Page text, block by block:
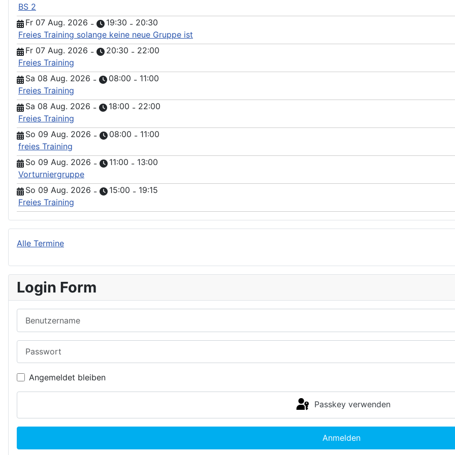
BS 2
Fr 07 Aug. 2026 - 19:30 - 20:30
Freies Training solange keine neue Gruppe ist
Fr 07 Aug. 2026 - 20:30 - 22:00
Freies Training
Sa 08 Aug. 2026 - 08:00 - 11:00
Freies Training
Sa 08 Aug. 2026 - 18:00 - 22:00
Freies Training
So 09 Aug. 2026 - 08:00 - 11:00
freies Training
So 09 Aug. 2026 - 11:00 - 13:00
Vorturniergruppe
So 09 Aug. 2026 - 15:00 - 19:15
Freies Training
Alle Termine
Login Form
Angemeldet bleiben
Passkey verwenden
Anmelden